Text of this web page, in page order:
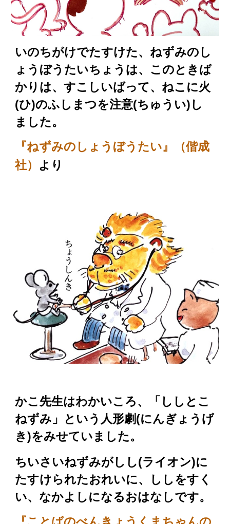
いのちがけでたすけた、ねずみのし
ょうぼうたいちょうは、 このときば
かりは、すこしいばって、 ねこに火
(ひ)のふしまつを注意(ちゅうい)し
ました。
『ねずみのしょうぼうたい』（偕成
社） より
かこ先生はわかいころ、「ししとこ
ねずみ」という人形劇(にんぎょうげ
き)をみせていました。
ちいさいねずみがしし(ライオン)に
たすけられたおれいに、ししをすく
い、なかよしになるおはなしです。